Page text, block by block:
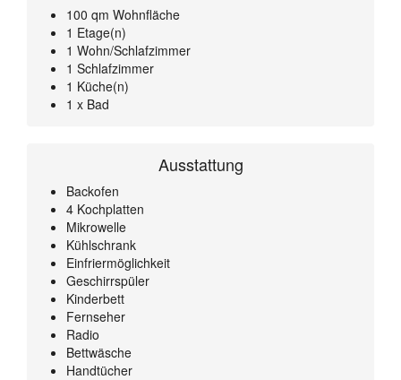
100 qm Wohnfläche
1 Etage(n)
1 Wohn/Schlafzimmer
1 Schlafzimmer
1 Küche(n)
1 x Bad
Ausstattung
Backofen
4 Kochplatten
Mikrowelle
Kühlschrank
Einfriermöglichkeit
Geschirrspüler
Kinderbett
Fernseher
Radio
Bettwäsche
Handtücher